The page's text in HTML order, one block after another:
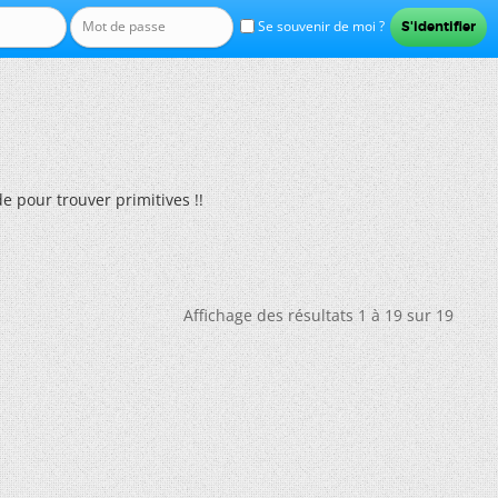
Se souvenir de moi ?
pour trouver primitives !!
Affichage des résultats 1 à 19 sur 19